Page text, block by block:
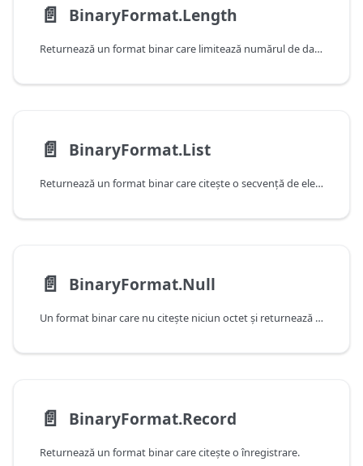
📄️ BinaryFormat.Length
Returnează un format binar care limitează numărul de date care pot fi citite.
📄️ BinaryFormat.List
Returnează un format binar care citeşte o secvenţă de elemente şi returnează o listă.
📄️ BinaryFormat.Null
Un format binar care nu citeşte niciun octet şi returnează valoarea null.
📄️ BinaryFormat.Record
Returnează un format binar care citeşte o înregistrare.